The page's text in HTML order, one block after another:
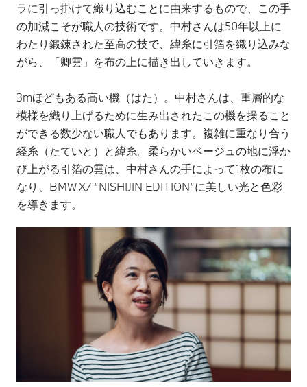
ラに引っ掛けて織り込むことに由来するもので、この手
の加減こそが職人の技術です。中村さんは50年以上に
わたり鍛錬された至高の技で、緯糸に引箔を織り込みな
がら、「卿雲」を布の上に描き出していきます。
3mほどもある高い機（はた）。中村さんは、重層的な
模様を織り上げるために生み出されたこの機を操ること
ができる数少ない職人でもあります。複雑に重なり合う
経糸（たていと）と緯糸。柔らかいベージュの地に浮か
び上がる引箔の雲は、中村さんの手によって1枚の布に
なり、BMW X7 “NISHIJIN EDITION”に美しい光と色彩
を導きます。